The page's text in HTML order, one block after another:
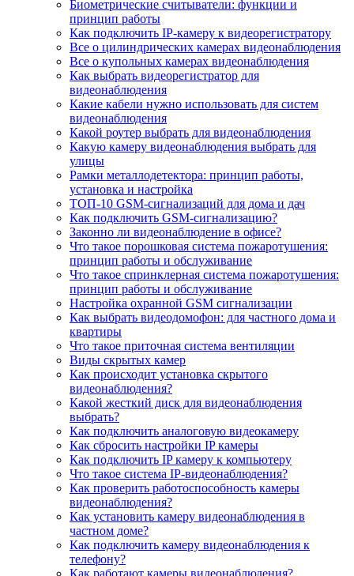
Биометрические считыватели: функции и
принцип работы
Как подключить IP-камеру к видеорегистратору
Все о цилиндрических камерах видеонаблюдения
Все о купольных камерах видеонаблюдения
Как выбрать видеорегистратор для
видеонаблюдения
Какие кабели нужно использовать для систем
видеонаблюдения
Какой роутер выбрать для видеонаблюдения
Какую камеру видеонаблюдения выбрать для
улицы
Рамки металлодетектора: принцип работы,
установка и настройка
ТОП-10 GSM-сигнализаций для дома и дач
Как подключить GSM-сигнализацию?
Законно ли видеонаблюдение в офисе?
Что такое порошковая система пожаротушения:
принцип работы и обслуживание
Что такое спринклерная система пожаротушения:
принцип работы и обслуживание
Настройка охранной GSM сигнализации
Как выбрать видеодомофон: для частного дома и
квартиры
Что такое приточная система вентиляции
Виды скрытых камер
Как происходит установка скрытого
видеонаблюдения?
Какой жесткий диск для видеонаблюдения
выбрать?
Как подключить аналоговую видеокамеру
Как сбросить настройки IP камеры
Как подключить IP камеру к компьютеру
Что такое система IP-видеонаблюдения?
Как проверить работоспособность камеры
видеонаблюдения?
Как установить камеру видеонаблюдения в
частном доме?
Как подключить камеру видеонаблюдения к
телефону?
Как работают камеры видеонаблюдения?